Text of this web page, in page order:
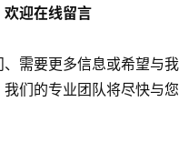
迎在线留言
需要更多信息或希望与我
们的专业团队将尽快与